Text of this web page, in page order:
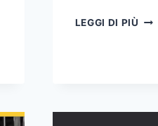
LEGGI DI PIÙ